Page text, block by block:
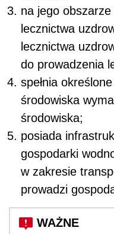
na jego obszarze
lecznictwa
lecznictwa
do prowadzenia
spełnia
środowiska
środowiska;
posiada
gospodarki
w zakresie
prowadzi